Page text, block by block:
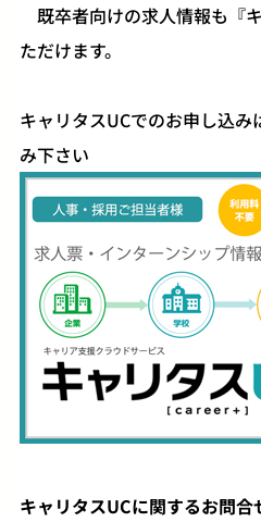
既卒者向けの求人情報も『
ただけます。
キャリタスUCでのお申し込
み下さい
キャリタスUCに関するお問合